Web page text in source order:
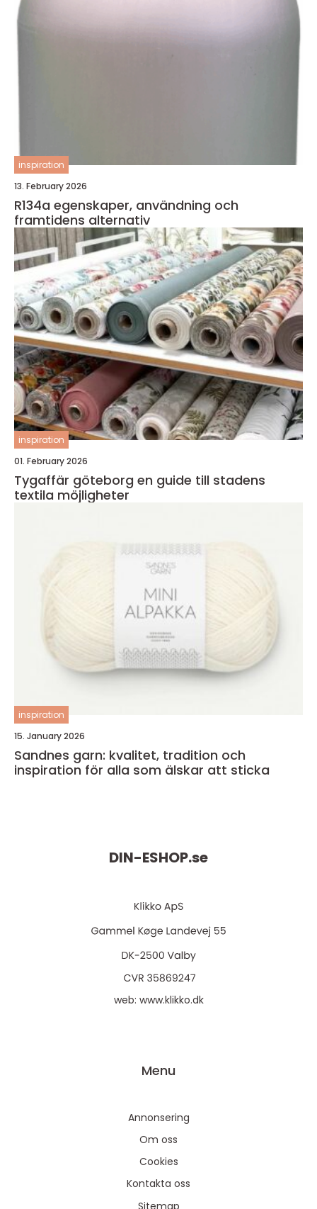
inspiration
13. February 2026
R134a egenskaper, användning och
framtidens alternativ
inspiration
01. February 2026
Tygaffär göteborg en guide till stadens
textila möjligheter
inspiration
15. January 2026
Sandnes garn: kvalitet, tradition och
inspiration för alla som älskar att sticka
DIN-ESHOP.se
web: www.klikko.dk
Menu
Annonsering
Om oss
Cookies
Kontakta oss
Sitemap
På vores website bruges cookies til at huske dine